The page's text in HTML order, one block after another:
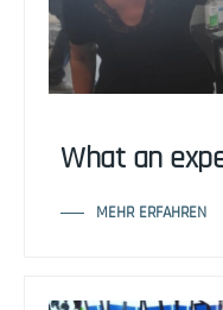
What an
MEHR ERFAHREN